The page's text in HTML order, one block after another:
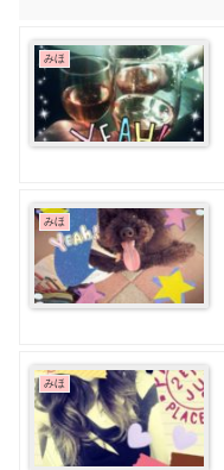
みほ
みほ
みほ